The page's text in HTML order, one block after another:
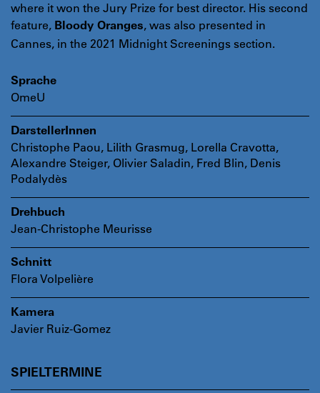
where it won the Jury Prize for best director. His second
feature, Bloody Oranges, was also presented in
Cannes, in the 2021 Midnight Screenings section.
Sprache
OmeU
DarstellerInnen
Christophe Paou, Lilith Grasmug, Lorella Cravotta,
Alexandre Steiger, Olivier Saladin, Fred Blin, Denis
Podalydès
Drehbuch
Jean-Christophe Meurisse
Schnitt
Flora Volpelière
Kamera
Javier Ruiz-Gomez
SPIELTERMINE